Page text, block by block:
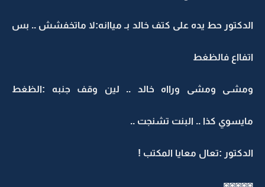
الدكتور حط يده على كتف خالد بـ مياانه:لا ماتخفشش .. بس
اتفااع فالظغط
ومشـى ومشى ورااه خالد .. لين وقف جنبه :الظغط
مايسوي كذا .. البنت تشنجت ..
الدكتور :تعال معايا المكتب !
◙◙◙◙◙